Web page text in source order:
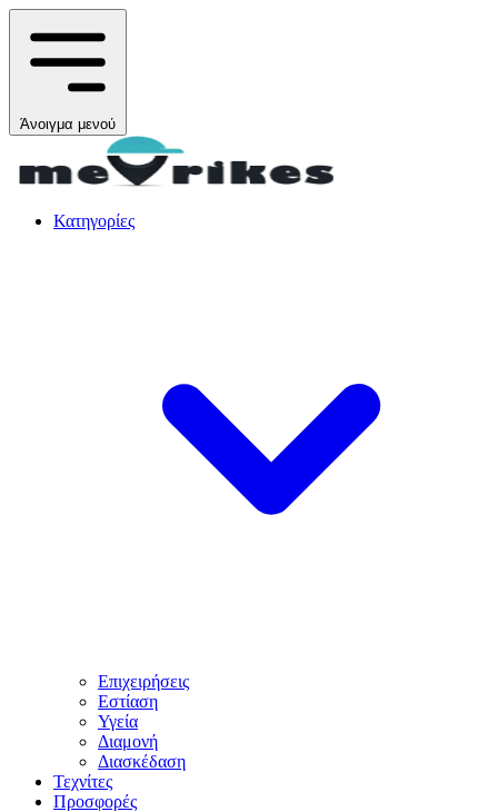
Άνοιγμα μενού
Κατηγορίες
Επιχειρήσεις
Εστίαση
Υγεία
Διαμονή
Διασκέδαση
Τεχνίτες
Προσφορές